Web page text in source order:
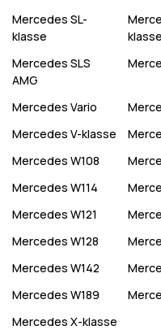
Mercedes SL-
klasse
Mercedes SLS
AMG
Mercedes Vario
Mercedes V-klasse
Mercedes W108
Mercedes W114
Mercedes W121
Mercedes W128
Mercedes W142
Mercedes W189
Mercedes X-klasse